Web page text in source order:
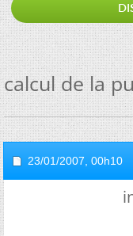
calcul de la
23/01/2007, 00h10